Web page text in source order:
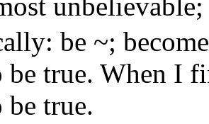
be ~;
be true. When I
be true.